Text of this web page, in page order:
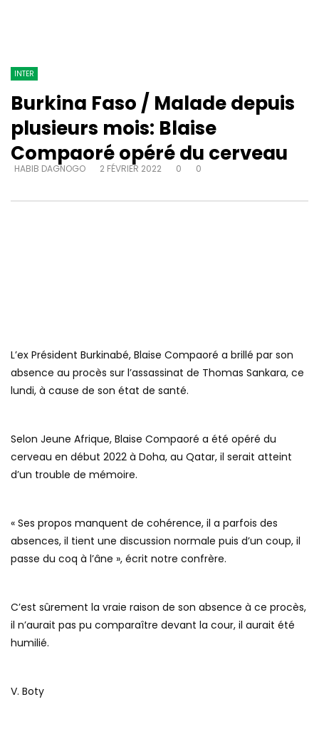
INTER
Burkina Faso / Malade depuis
plusieurs mois: Blaise
Compaoré opéré du cerveau
HABIB DAGNOGO 2 FÉVRIER 2022 0 0
L’ex Président Burkinabé, Blaise Compaoré a brillé par son
absence au procès sur l’assassinat de Thomas Sankara, ce
lundi, à cause de son état de santé.
Selon Jeune Afrique, Blaise Compaoré a été opéré du
cerveau en début 2022 à Doha, au Qatar, il serait atteint
d’un trouble de mémoire.
« Ses propos manquent de cohérence, il a parfois des
absences, il tient une discussion normale puis d’un coup, il
passe du coq à l’âne », écrit notre confrère.
C’est sûrement la vraie raison de son absence à ce procès,
il n’aurait pas pu comparaître devant la cour, il aurait été
humilié.
V. Boty